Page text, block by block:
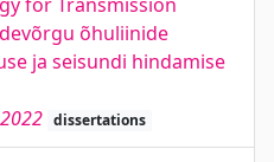
õhuliinide
ja seisundi hindamise
dissertations